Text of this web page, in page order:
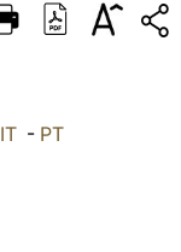
DEUTSCH
العربيّة IT- PT